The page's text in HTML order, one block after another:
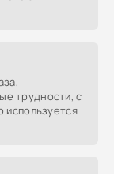
трудности, с
используется